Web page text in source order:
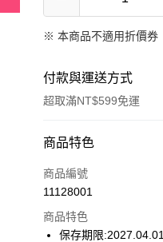
※ 本商品不適用折價券
付款與運送方式
超取滿NT$599免運
付款方式
信用卡一次付款
LINE Pay
商品特色
商品編號
11128001
商品特色
保存期限:2027.04.01